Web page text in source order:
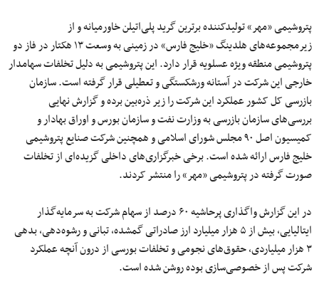
پتروشیمی «مهر» تولیدکننده برترین گرید پلی‌اتیلن خاورمیانه و از
زیرمجموعه‌های هلدینگ «خلیج فارس» در زمینی به وسعت ۱۳ هکتار در فاز دو
پتروشیمی منطقه ویژه عسلویه قرار دارد. این پتروشیمی به‌ دلیل تخلفات سهامدار
خارجی این شرکت در آستانه ورشکستگی و تعطیلی قرار گرفته است. سازمان
بازرسی کل کشور عملکرد این شرکت را زیر ذره‌بین برده و گزارش نهایی
بررسی‌های سازمان بازرسی به وزارت نفت و سازمان بورس و اوراق بهادار و
کمیسیون اصل ۹۰ مجلس شورای اسلامی و همچنین شرکت صنایع پتروشیمی
خلیج فارس ارائه شده است. برخی خبرگزاری‌های داخلی گزیده‌ای از تخلفات
صورت گرفته در پتروشیمی «مهر» را منتشر کردند.
در این گزارش واگذاری پرحاشیه ۶۰ درصد از سهام شرکت به سرمایه‌گذار
ایتالیایی، بیش از ۵ هزار میلیارد ارز صادراتی گمشده، تبانی و رشوه‌دهی، بدهی
۳ هزار میلیاردی، حقوق‌های نجومی و تخلفات بورسی از درون آنچه عملکرد
شرکت پس از خصوصی‌سازی بوده روشن شده است.